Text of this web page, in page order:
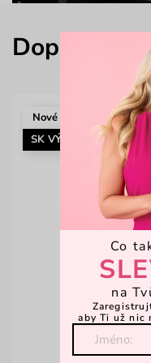
Doplň svůj
Nové
SK VÝROBA
Co
na
aby Ti už nic